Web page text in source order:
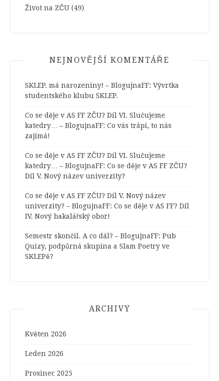
Život na ZČU (49)
NEJNOVĚJŠÍ KOMENTÁŘE
SKLEP. má narozeniny! – BlogujnaFF: Vývrtka
studentského klubu SKLEP.
Co se děje v AS FF ZČU? Díl VI. Slučujeme
katedry… – BlogujnaFF: Co vás trápí, to nás
zajímá!
Co se děje v AS FF ZČU? Díl VI. Slučujeme
katedry… – BlogujnaFF: Co se děje v AS FF ZČU?
Díl V. Nový název univerzity?
Co se děje v AS FF ZČU? Díl V. Nový název
univerzity? – BlogujnaFF: Co se děje v AS FF? Díl
IV. Nový bakalářský obor!
Semestr skončil. A co dál? – BlogujnaFF: Pub
Quizy, podpůrná skupina a Slam Poetry ve
SKLEPě?
ARCHIVY
Květen 2026
Leden 2026
Prosinec 2025